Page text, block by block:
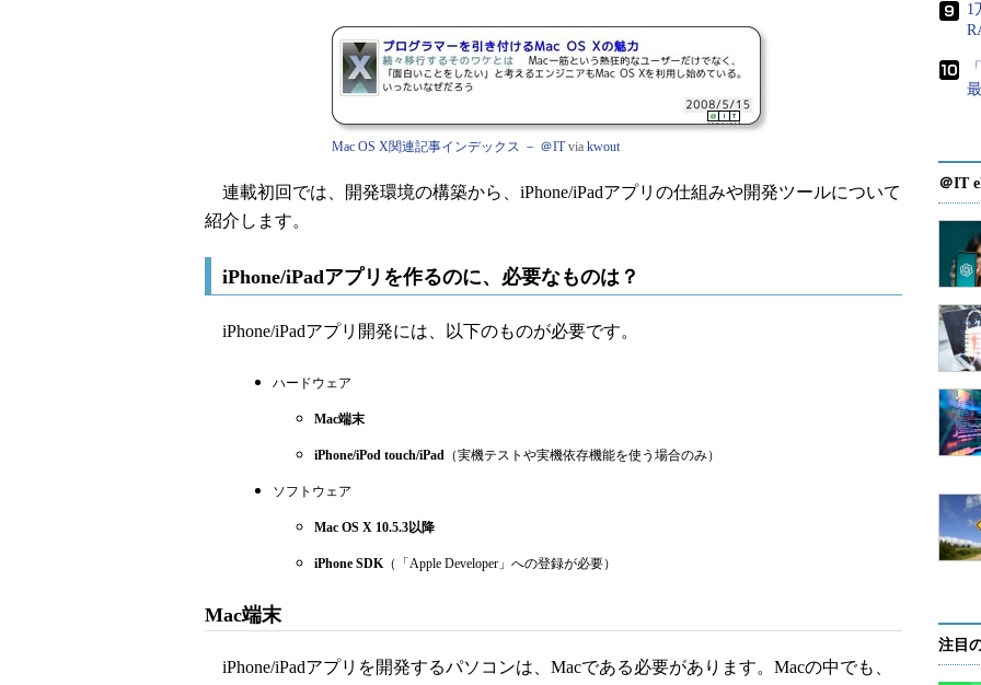
Mac OS X関連記事インデックス － ＠ITvia kwout
連載初回では、開発環境の構築から、iPhone/iPadアプリの仕組みや開発ツールについて
紹介します。
iPhone/iPadアプリを作るのに、必要なものは？
iPhone/iPadアプリ開発には、以下のものが必要です。
ハードウェア
Mac端末
iPhone/iPod touch/iPad（実機テストや実機依存機能を使う場合のみ）
ソフトウェア
Mac OS X 10.5.3以降
iPhone SDK（「Apple Developer」への登録が必要）
Mac端末
iPhone/iPadアプリを開発するパソコンは、Macである必要があります。Macの中でも、
1
＠IT
注目